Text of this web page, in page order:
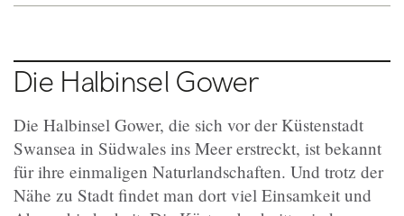
Die Halbinsel Gower
Die Halbinsel Gower, die sich vor der Küstenstadt
Swansea in Südwales ins Meer erstreckt, ist bekannt
für ihre einmaligen Naturlandschaften. Und trotz der
Nähe zu Stadt findet man dort viel Einsamkeit und